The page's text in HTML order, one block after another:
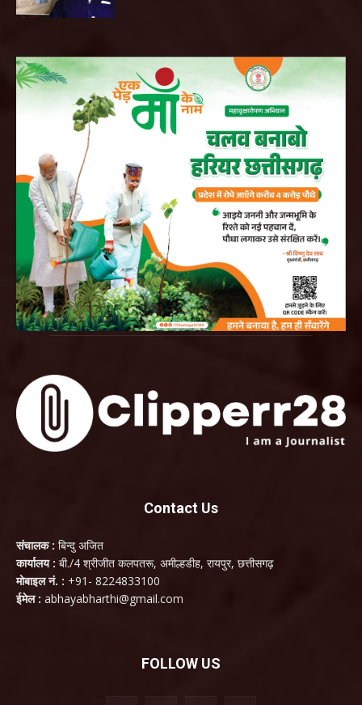
Contact Us
संचालक : बिन्दु अजित
कार्यालय : बी./4 श्रीजीत कलपतरू, अमील्हडीह, रायपुर, छत्तीसगढ़
मोबाइल नं. : +91- 8224833100
ईमेल : abhayabharthi@gmail.com
FOLLOW US